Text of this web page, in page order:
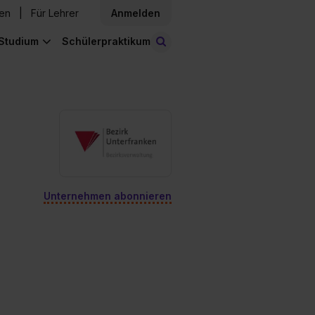
Für Lehrer Anmelden
Schülerpraktikum
Unternehmen abonnieren